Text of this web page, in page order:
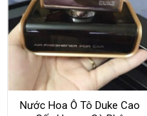
Nước Hoa Ô Tô Duke Cao